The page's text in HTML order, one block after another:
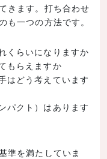
きます。打ち合わせ
も一つの方法です。
くらいになりますか
もらえますか
はどう考えています
パクト）はあります
準を満たしていま